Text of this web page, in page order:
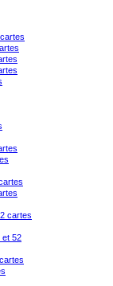
cartes
et 52